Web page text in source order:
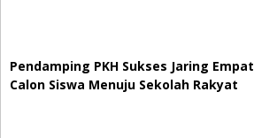
Pendamping PKH Sukses Jaring Empat
Calon Siswa Menuju Sekolah Rakyat